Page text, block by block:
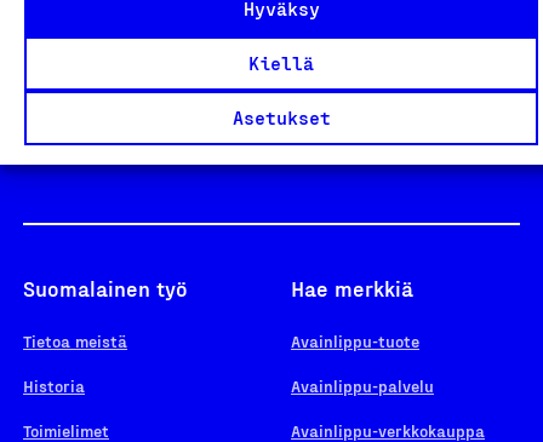
Hyväksy
Kiellä
Asetukset
Yhteiskunnallinen Yritys -merkki
Suomalainen työ
Tietoa meistä
Historia
Toimielimet
Hae merkkiä
Avainlippu-tuote
Avainlippu-palvelu
Avainlippu-verkkokauppa